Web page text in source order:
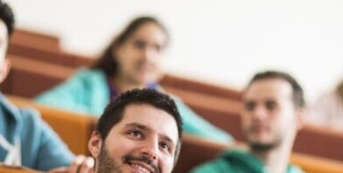
UMF Cluj, leader national
en médecine et pharmacie
dans le classement QS
2026: une reconnaissance
internationale qui redéfinit
l’enseignement médical roumain
mars 27, 2026
mars